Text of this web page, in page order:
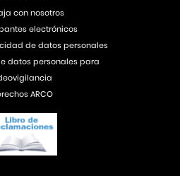
con nosotros
electrónicos
de datos personales
datos personales para
ARCO